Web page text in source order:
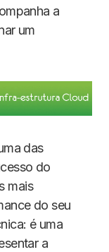
a
um
das
do
mais
do seu
é uma
a